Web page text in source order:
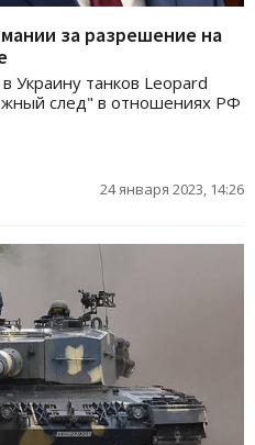
за разрешение на
Украину танков Leopard
след" в отношениях РФ
24 января 2023, 14:26